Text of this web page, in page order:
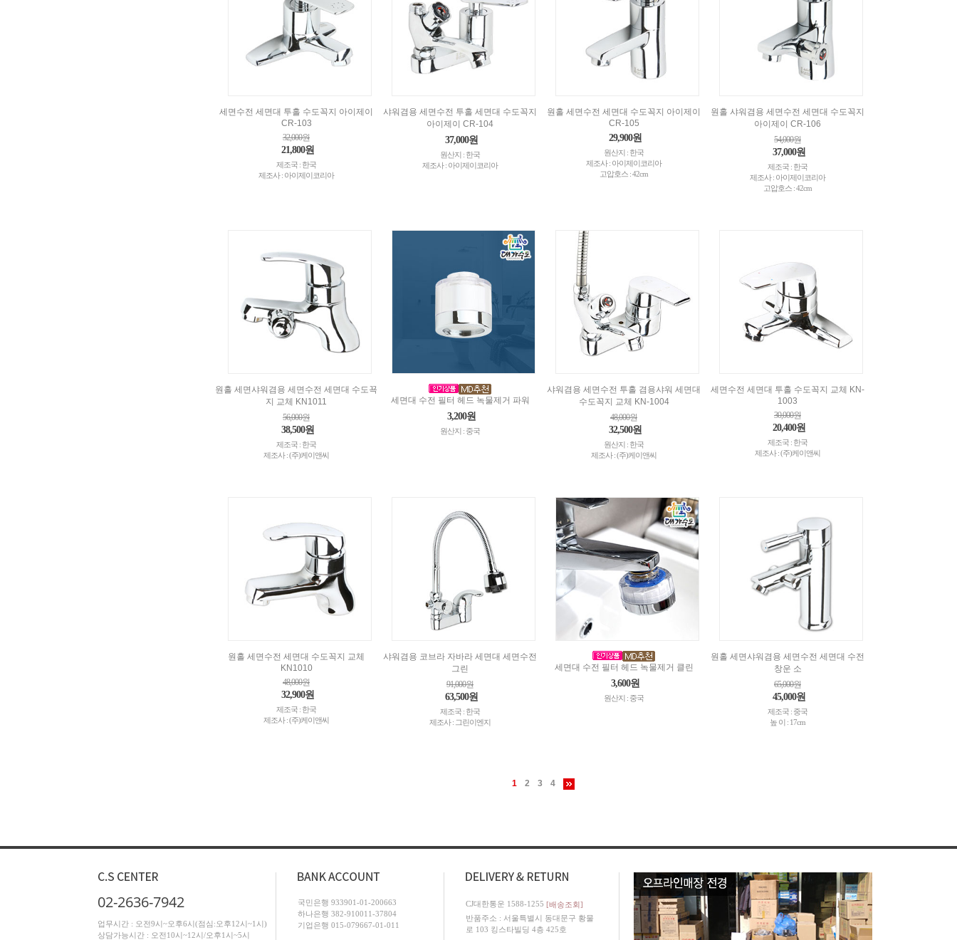
세면수전 세면대 투홀 수도꼭지 아이제이
CR-103
32,000원
21,800원
제조국 : 한국
제조사 : 아이제이코리아
샤워겸용 세면수전 투홀 세면대 수도꼭지
아이제이 CR-104
37,000원
원산지 : 한국
제조사 : 아이제이코리아
원홀 세면수전 세면대 수도꼭지 아이제이
CR-105
29,900원
원산지 : 한국
제조사 : 아이제이코리아
고압호스 : 42cm
원홀 샤워겸용 세면수전 세면대 수도꼭지
아이제이 CR-106
54,000원
37,000원
제조국 : 한국
제조사 : 아이제이코리아
고압호스 : 42cm
원홀 세면샤워겸용 세면수전 세면대 수도꾝
지 교체 KN1011
56,000원
38,500원
제조국 : 한국
제조사 : (주)케이앤씨
세면대 수전 필터 헤드 녹물제거 파워
3,200원
원산지 : 중국
샤워겸용 세면수전 투홀 겸용샤워 세면대
수도꼭지 교체 KN-1004
48,000원
32,500원
원산지 : 한국
제조사 : (주)케이앤씨
세면수전 세면대 투홀 수도꼭지 교체 KN-
1003
30,000원
20,400원
제조국 : 한국
제조사 : (주)케이앤씨
원홀 세면수전 세면대 수도꼭지 교체
KN1010
48,000원
32,900원
제조국 : 한국
제조사 : (주)케이앤씨
샤워겸용 코브라 자바라 세면대 세면수전
그린
91,000원
63,500원
제조국 : 한국
제조사 : 그린이엔지
세면대 수전 필터 헤드 녹물제거 클린
3,600원
원산지 : 중국
원홀 세면샤워겸용 세면수전 세면대 수전
창운 소
65,000원
45,000원
제조국 : 중국
높 이 : 17cm
1 2 3 4
02-2636-7942
업무시간 : 오전9시~오후6시(점심:오후12시~1시)
상담가능시간 : 오전10시~12시/오후1시~5시
국민은행 933901-01-200663
하나은행 382-910011-37804
기업은행 015-079667-01-011
CJ대한통운 1588-1255 [배송조회]
반품주소 : 서울특별시 동대문구 황물
로 103 킹스타빌딩 4층 425호